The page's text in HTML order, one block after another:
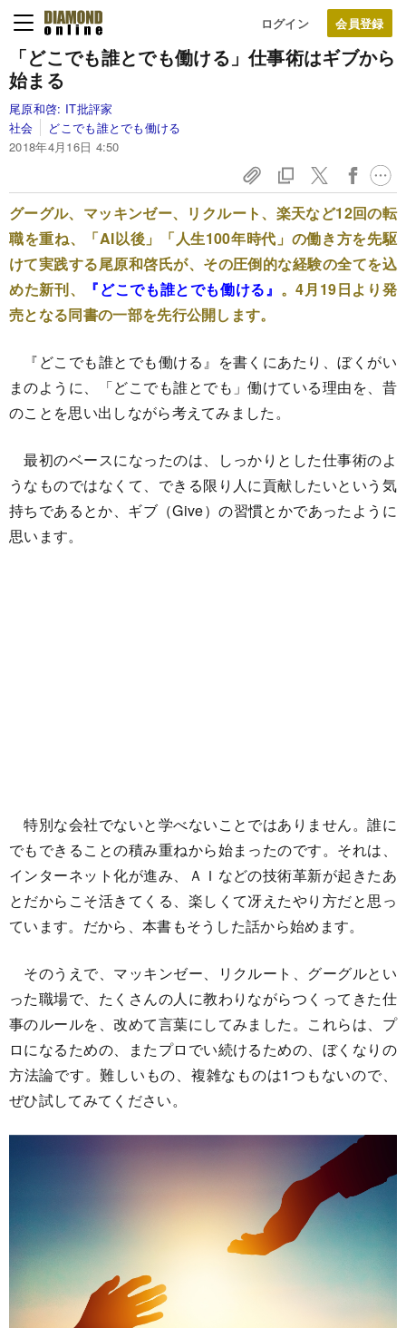
ログイン
「どこでも誰とでも働ける」仕事術はギブから
始まる
尾原和啓: IT批評家
社会
どこでも誰とでも働ける
2018年4月16日 4:50
グーグル、マッキンゼー、リクルート、楽天など12回の転
職を重ね、「AI以後」「人生100年時代」の働き方を先駆
けて実践する尾原和啓氏が、その圧倒的な経験の全てを込
めた新刊、
『どこでも誰とでも働ける』 。4月19日より発
売となる同書の一部を先行公開します。
『どこでも誰とでも働ける』を書くにあたり、ぼくがい
まのように、「どこでも誰とでも」働けている理由を、昔
のことを思い出しながら考えてみました。
最初のベースになったのは、しっかりとした仕事術のよ
うなものではなくて、できる限り人に貢献したいという気
持ちであるとか、ギブ（Give）の習慣とかであったように
思います。
特別な会社でないと学べないことではありません。誰に
でもできることの積み重ねから始まったのです。それは、
インターネット化が進み、ＡＩなどの技術革新が起きたあ
とだからこそ活きてくる、楽しくて冴えたやり方だと思っ
ています。だから、本書もそうした話から始めます。
そのうえで、マッキンゼー、リクルート、グーグルとい
った職場で、たくさんの人に教わりながらつくってきた仕
事のルールを、改めて言葉にしてみました。これらは、プ
ロになるための、またプロでい続けるための、ぼくなりの
方法論です。難しいもの、複雑なものは1つもないので、
ぜひ試してみてください。